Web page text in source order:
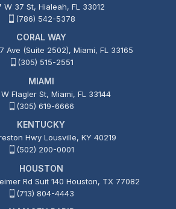
W 37 St, Hialeah, FL 33012
(786) 542-5378
CORAL WAY
Ave (Suite 2502), Miami, FL 33165
(305) 515-2551
MIAMI
Flagler St, Miami, FL 33144
(305) 619-6666
KENTUCKY
Hwy Lousville, KY 40219
(502) 200-0001
HOUSTON
Rd Suit 140 Houston, TX 77082
(713) 804-4443